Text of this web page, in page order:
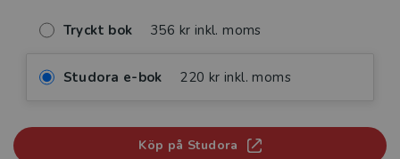
Tryckt bok 356 kr inkl. moms
Studora e-bok 220 kr inkl. moms
Köp på Studora